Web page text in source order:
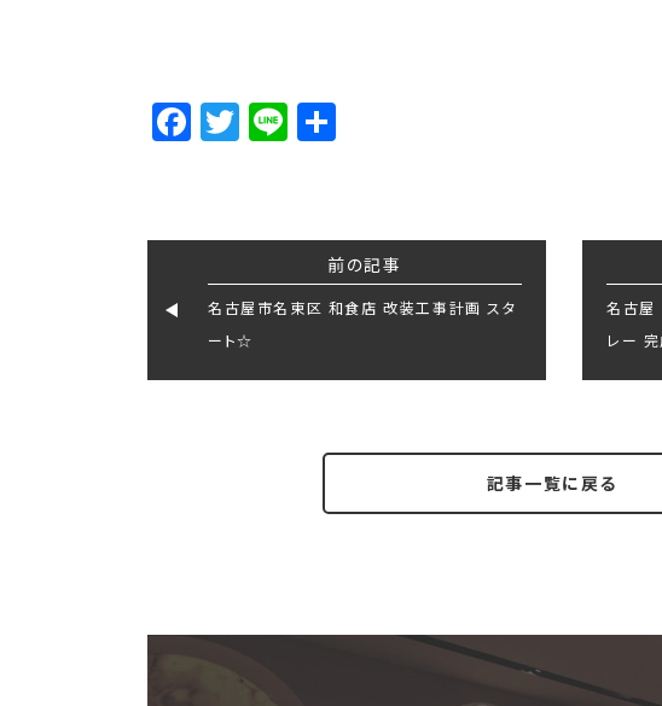
Facebook
Twitter
Line
前の記事
名古屋市名東区 和食店 改装工事計画 スタ
ート☆
名古屋
レー
記事一覧に戻る